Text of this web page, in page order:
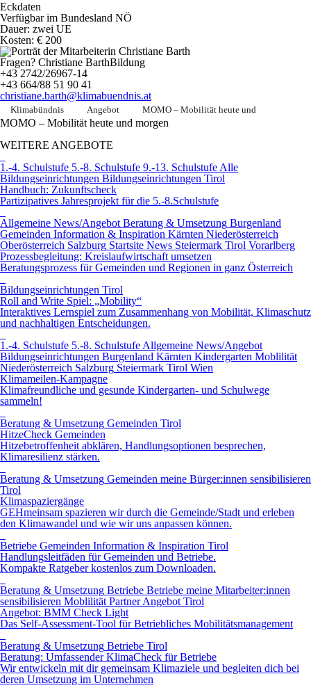
Eckdaten
Verfügbar im Bundesland NÖ
Dauer: zwei UE
Kosten: € 200
Fragen? Christiane BarthBildung
+43 2742/26967-14
+43 664/88 51 90 41
christiane.barth@klimabuendnis.at
Klimabündnis Angebot MOMO – Mobilität heute und
MOMO – Mobilität heute und morgen
WEITERE ANGEBOTE
1.-4. Schulstufe 5.-8. Schulstufe 9.-13. Schulstufe Alle
Bildungseinrichtungen Bildungseinrichtungen Tirol
Handbuch: Zukunftscheck
Partizipatives Jahresprojekt für die 5.-8.Schulstufe
Allgemeine News/Angebot Beratung & Umsetzung Burgenland
Gemeinden Information & Inspiration Kärnten Niederösterreich
Oberösterreich Salzburg Startsite News Steiermark Tirol Vorarlberg
Prozessbegleitung: Kreislaufwirtschaft umsetzen
Beratungsprozess für Gemeinden und Regionen in ganz Österreich
Bildungseinrichtungen Tirol
Roll and Write Spiel: „Mobility“
Interaktives Lernspiel zum Zusammenhang von Mobilität, Klimaschutz
und nachhaltigen Entscheidungen.
1.-4. Schulstufe 5.-8. Schulstufe Allgemeine News/Angebot
Bildungseinrichtungen Burgenland Kärnten Kindergarten Moblilität
Niederösterreich Salzburg Steiermark Tirol Wien
Klimameilen-Kampagne
Klimafreundliche und gesunde Kindergarten- und Schulwege
sammeln!
Beratung & Umsetzung Gemeinden Tirol
HitzeCheck Gemeinden
Hitzebetroffenheit abklären, Handlungsoptionen besprechen,
Klimaresilienz stärken.
Beratung & Umsetzung Gemeinden meine Bürger:innen sensibilisieren
Tirol
Klimaspaziergänge
GEHmeinsam spazieren wir durch die Gemeinde/Stadt und erleben
den Klimawandel und wie wir uns anpassen können.
Betriebe Gemeinden Information & Inspiration Tirol
Handlungsleitfäden für Gemeinden und Betriebe.
Kompakte Ratgeber kostenlos zum Downloaden.
Beratung & Umsetzung Betriebe Betriebe meine Mitarbeiter:innen
sensibilisieren Moblilität Partner Angebot Tirol
Angebot: BMM Check Light
Das Self-Assessment-Tool für Betriebliches Mobilitätsmanagement
Beratung & Umsetzung Betriebe Tirol
Beratung: Umfassender KlimaCheck für Betriebe
Wir entwickeln mit dir gemeinsam Klimaziele und begleiten dich bei
deren Umsetzung im Unternehmen